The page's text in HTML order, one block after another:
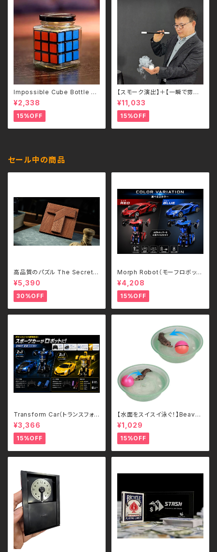
Impossible Cube Bottle –
どうやって入れたのか分からな
い。–
¥2,338
15%OFF
【スモーク演出】＋【一瞬で雰囲
気が変わるビジュアルギミック】
– JL Smoke Wand （ロングバ
ージョン）
¥11,033
15%OFF
セール中の商品
高品質のパズル The Secret
T/TCC
¥5,390
30%OFF
Morph Robot（モーフロボッ
ト）｜ボタンひとつで瞬間変形！
スポーツカー＆ロボット 2WAY
ラジコン（2.4GHz・USB充電
式）
¥4,208
15%OFF
Transform Car（トランスフォ
ームカー）｜ボタンひとつで瞬間
変形！スポーツカー＆ロボット 2
WAYラジコン（2.4GHz・USB充
電式）
¥3,366
15%OFF
【水面をスイスイ泳ぐ！】Beave
r's Ball 電動ビーバーボール
犬・猫用 ペットトイ
¥1,029
15%OFF